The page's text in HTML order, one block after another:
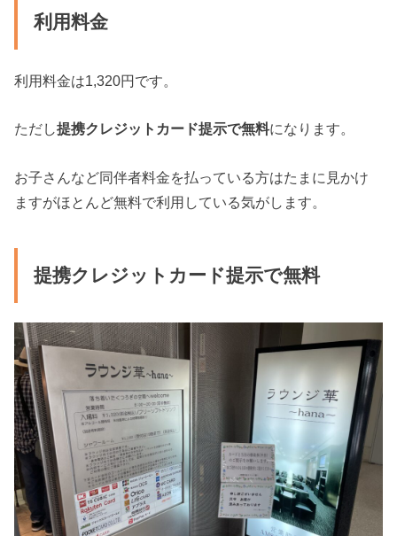
利用料金
利用料金は1,320円です。
ただし提携クレジットカード提示で無料になります。
お子さんなど同伴者料金を払っている方はたまに見かけ
ますがほとんど無料で利用している気がします。
提携クレジットカード提示で無料